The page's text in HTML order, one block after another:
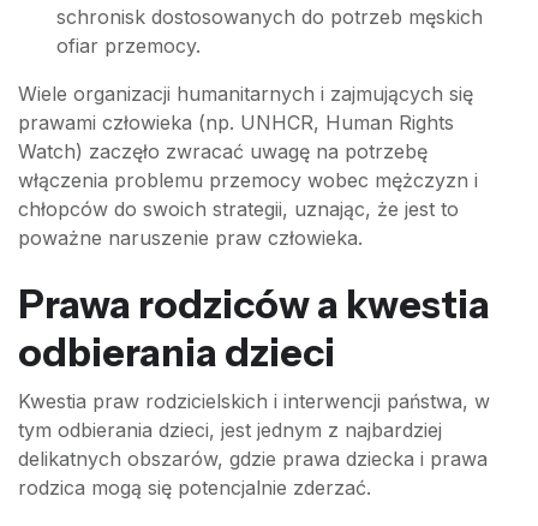
schronisk dostosowanych do potrzeb męskich
ofiar przemocy.
Wiele organizacji humanitarnych i zajmujących się
prawami człowieka (np. UNHCR, Human Rights
Watch) zaczęło zwracać uwagę na potrzebę
włączenia problemu przemocy wobec mężczyzn i
chłopców do swoich strategii, uznając, że jest to
poważne naruszenie praw człowieka.
Prawa rodziców a kwestia
odbierania dzieci
Kwestia praw rodzicielskich i interwencji państwa, w
tym odbierania dzieci, jest jednym z najbardziej
delikatnych obszarów, gdzie prawa dziecka i prawa
rodzica mogą się potencjalnie zderzać.